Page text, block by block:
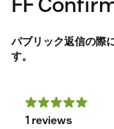
パブリック返信の際
す。
1 reviews